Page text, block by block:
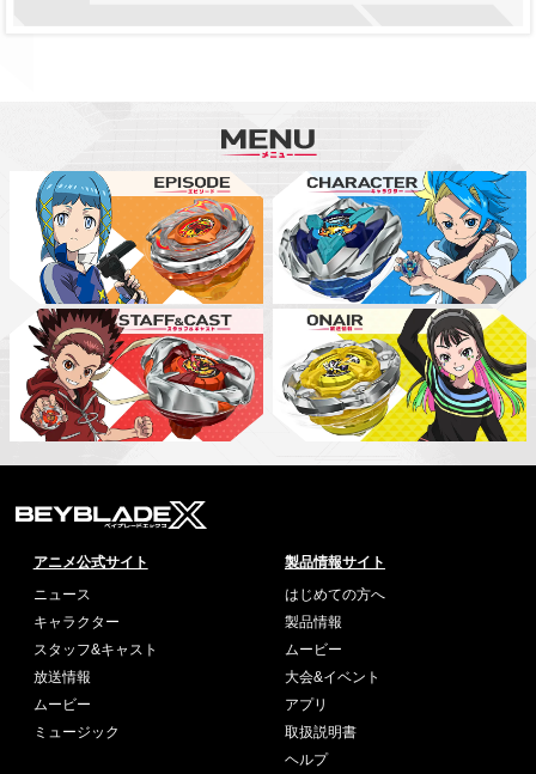
アニメ公式サイト
ニュース
キャラクター
スタッフ&キャスト
放送情報
ムービー
ミュージック
製品情報サイト
はじめての方へ
製品情報
ムービー
大会&イベント
アプリ
取扱説明書
ヘルプ